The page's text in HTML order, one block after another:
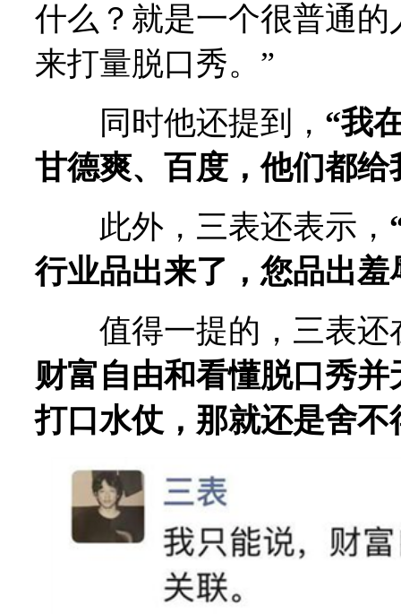
什么？就是一个很普通
来打量脱口秀。”
同时他还提到， “我
甘德爽、百度，他们都给
此外，三表还表示，
行业品出来了，您品出
值得一提的，三表还
财富自由和看懂脱口秀
打口水仗，那就还是舍不